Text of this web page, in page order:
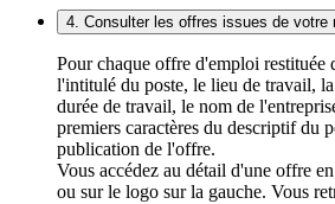
4. Consulter les offres issues de votre
Pour chaque offre d'emploi restituée
l'intitulé du poste, le lieu de travail,
durée de travail, le nom de
premiers caractères du descriptif du
publication de l'offre.
Vous accédez au détail d'une offre
ou sur le logo sur la gauche. Vous